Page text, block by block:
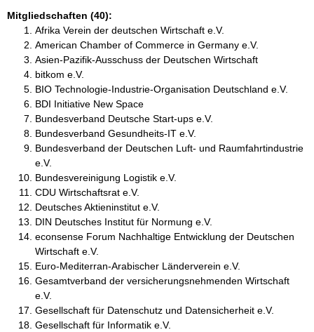
Mitgliedschaften (40):
Afrika Verein der deutschen Wirtschaft e.V.
American Chamber of Commerce in Germany e.V.
Asien-Pazifik-Ausschuss der Deutschen Wirtschaft
bitkom e.V.
BIO Technologie-Industrie-Organisation Deutschland e.V.
BDI Initiative New Space
Bundesverband Deutsche Start-ups e.V.
Bundesverband Gesundheits-IT e.V.
Bundesverband der Deutschen Luft- und Raumfahrtindustrie
e.V.
Bundesvereinigung Logistik e.V.
CDU Wirtschaftsrat e.V.
Deutsches Aktieninstitut e.V.
DIN Deutsches Institut für Normung e.V.
econsense Forum Nachhaltige Entwicklung der Deutschen
Wirtschaft e.V.
Euro-Mediterran-Arabischer Länderverein e.V.
Gesamtverband der versicherungsnehmenden Wirtschaft
e.V.
Gesellschaft für Datenschutz und Datensicherheit e.V.
Gesellschaft für Informatik e.V.